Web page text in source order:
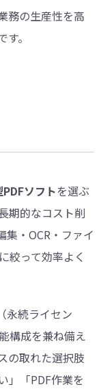
務の生産性を高
。
ソフトを選ぶ
期的なコスト削
集・OCR・ファイ
絞って効率よく
永続ライセン
構成を兼ね備え
の取れた選択肢
」「PDF作業を